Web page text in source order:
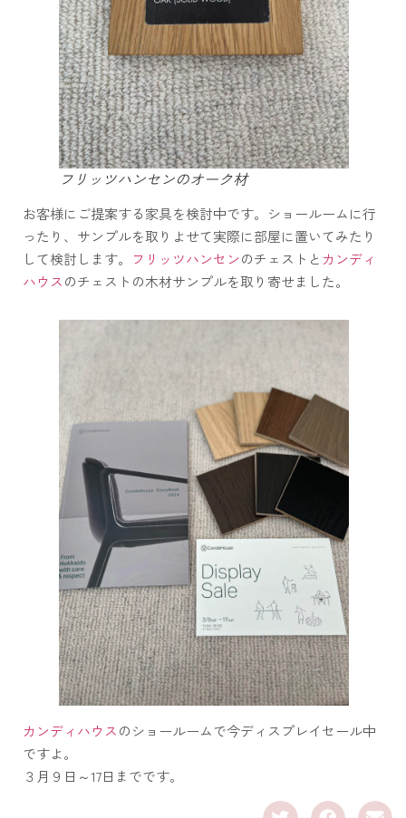
フリッツハンセンのオーク材
お客様にご提案する家具を検討中です。ショールームに行
ったり、サンプルを取りよせて実際に部屋に置いてみたり
して検討します。
フリッツハンセンのチェストと カンディ
ハウスのチェストの木材サンプルを取り寄せました。
カンディハウスのショールームで今ディスプレイセール中
ですよ。
３月９日～17日までです。